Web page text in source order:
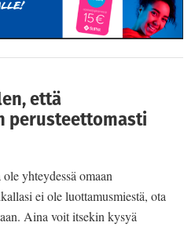
että
perusteettomasti
yhteydessä omaan
ei ole luottamusmiestä, ota
Aina voit itsekin kysyä